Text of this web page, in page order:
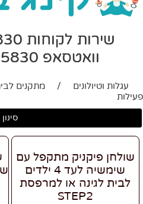
שירות לקוחות 050-3955830
וואטסאפ 050-3955830
עגלות וטיולונים / מתקנים
פעילות
סינון
שולחן פיקניק מתקפל עם
שימשיה לעד 4 ילדים
לבית לגינה או למרפסת
STEP2